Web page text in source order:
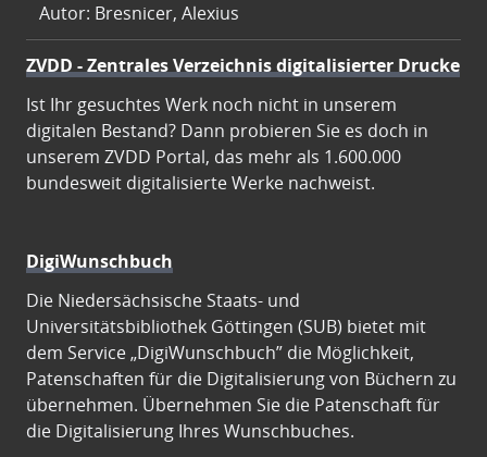
Autor: Bresnicer, Alexius
ZVDD - Zentrales Verzeichnis digitalisierter Drucke
Ist Ihr gesuchtes Werk noch nicht in unserem
digitalen Bestand? Dann probieren Sie es doch in
unserem ZVDD Portal, das mehr als 1.600.000
bundesweit digitalisierte Werke nachweist.
DigiWunschbuch
Die Niedersächsische Staats- und
Universitätsbibliothek Göttingen (SUB) bietet mit
dem Service „DigiWunschbuch” die Möglichkeit,
Patenschaften für die Digitalisierung von Büchern zu
übernehmen. Übernehmen Sie die Patenschaft für
die Digitalisierung Ihres Wunschbuches.